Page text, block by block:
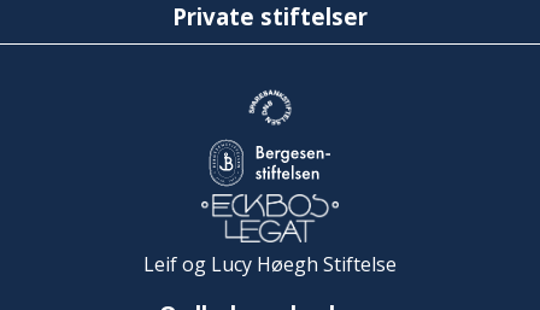
Private stiftelser
Leif og Lucy Høegh Stiftelse